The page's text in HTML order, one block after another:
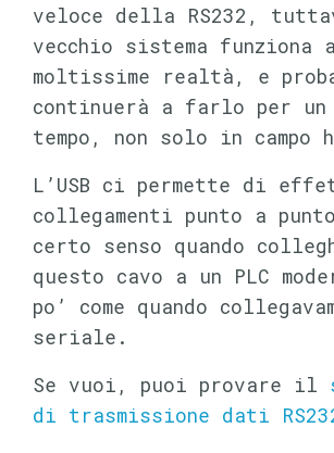
veloce della RS232,
vecchio sistema funziona
moltissime realtà, e
continuerà a farlo per un
tempo, non solo in campo
L’USB ci permette di
collegamenti punto a
certo senso quando
questo cavo a un PLC
po’ come quando
seriale.
Se vuoi, puoi provare il
di trasmissione dati